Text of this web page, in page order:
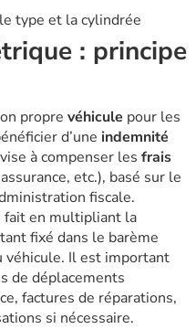
type et la cylindrée
: principe
propre véhicule pour les
d’une indemnité
à compenser les frais
etc.), basé sur le
fiscale.
fait en multipliant la
fixé dans le barème
véhicule. Il est important
de déplacements
factures de réparations,
si nécessaire.